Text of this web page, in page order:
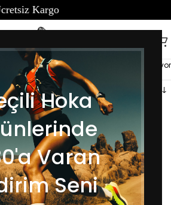
Hoka
Varan
Seni
15 sonucun tümü gösteriliyor